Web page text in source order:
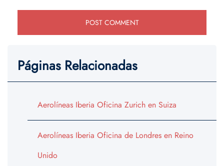
Páginas Relacionadas
Aerolíneas Iberia Oficina Zurich en Suiza
Aerolíneas Iberia Oficina de Londres en Reino
Unido